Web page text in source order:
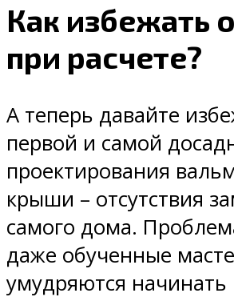
Как избежать
при расчете?
А теперь давайте
первой и самой
проектирования
крыши – отсутствия
самого дома.
даже обученные
умудряются начинать